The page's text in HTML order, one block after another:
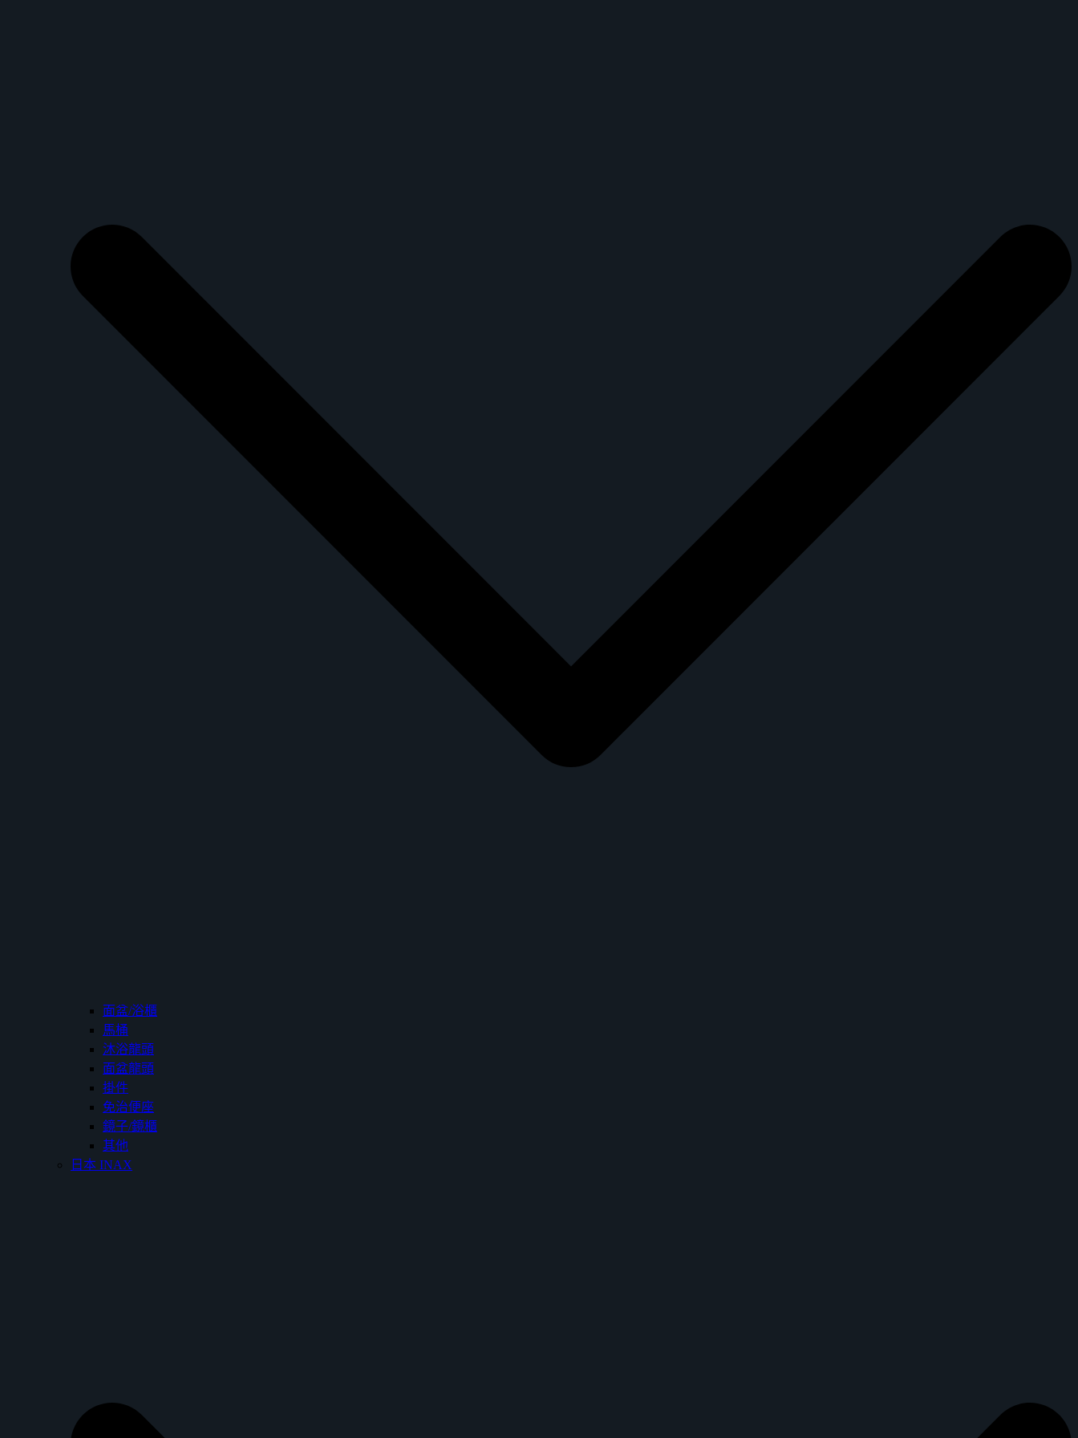
面盆/浴櫃
馬桶
沐浴龍頭
面盆龍頭
掛件
免治便座
鏡子/鏡櫃
其他
日本 INAX